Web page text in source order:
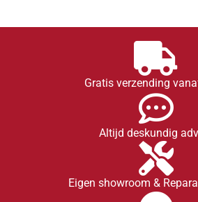
Gratis verzending
Altijd deskundig
Eigen showroom &